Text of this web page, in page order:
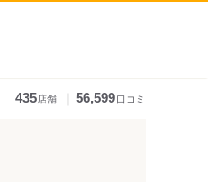
435店舗 56,599口コミ